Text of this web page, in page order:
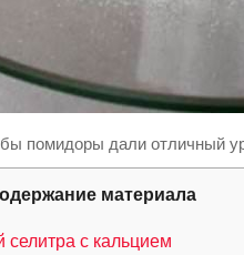
помидоры дали отличный
материала
селитра с кальцием